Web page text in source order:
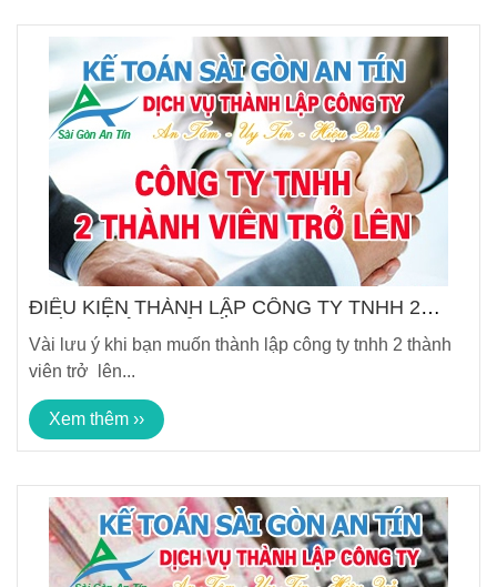
ĐIỀU KIỆN THÀNH LẬP CÔNG TY TNHH 2
Vài lưu ý khi bạn muốn thành lập công ty tnhh 2 thành
viên trở lên...
Xem thêm ››